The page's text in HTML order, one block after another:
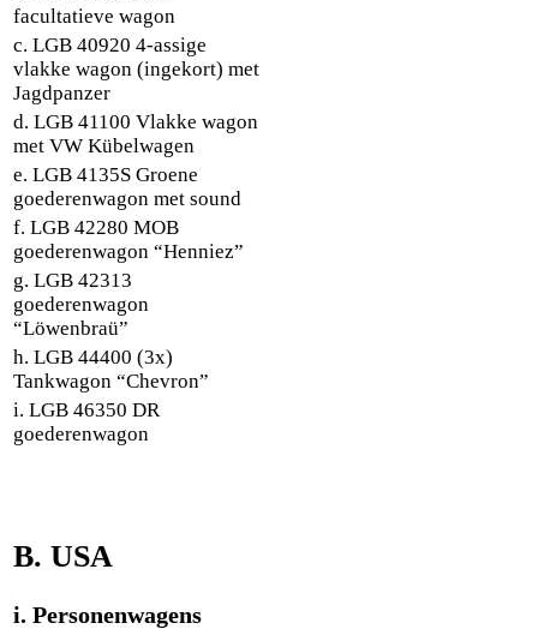
facultatieve wagon
c. LGB 40920 4-assige
vlakke wagon (ingekort) met
Jagdpanzer
d. LGB 41100 Vlakke wagon
met VW Kübelwagen
e. LGB 4135S Groene
goederenwagon met sound
f. LGB 42280 MOB
goederenwagon “Henniez”
g. LGB 42313
goederenwagon
“Löwenbraü”
h. LGB 44400 (3x)
Tankwagon “Chevron”
i. LGB 46350 DR
goederenwagon
B. USA
i. Personenwagens